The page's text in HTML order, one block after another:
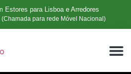
Estores para Lisboa e Arredores
(Chamada para rede Móvel Nacional)